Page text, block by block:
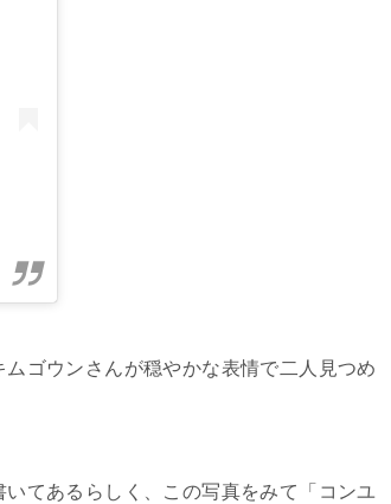
ゴウンさんが穏やかな表情で二人見つめ
てあるらしく、この写真をみて「コンユ